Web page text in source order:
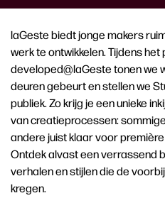
laGeste biedt jonge makers
werk te ontwikkelen. Tijdens
developed@laGeste tonen we
deuren gebeurt en stellen we
publiek. Zo krijg je een unieke
van creatieprocessen:
andere juist klaar voor
Ontdek alvast een verrassend
verhalen en stijlen die de
kregen.